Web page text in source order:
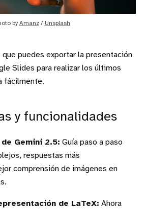
by Amanz / Unsplash
puedes exportar la presentación
Slides para realizar los últimos
fácilmente.
y funcionalidades
Gemini 2.5: Guía paso a paso
respuestas más
comprensión de imágenes en
de LaTeX: Ahora